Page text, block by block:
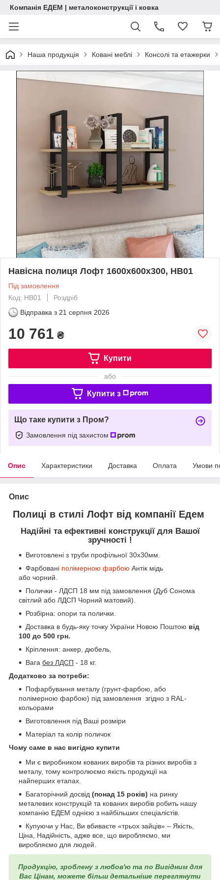
Компанія ЕДЕМ | металоконструкції і ковка
Наша продукція Ковані меблі Консолі та етажерки
Навісна полиця Лофт 1600х600х300, НВ01
Під замовлення
Код: НВ01
Роздріб
Відправка з 21 серпня 2026
10 761 ₴
Купити
або
Купити з
Що таке купити з Пром?
Замовлення під захистом
Опис Характеристики Доставка Оплата Умови
Опис
Полиці в стилі Лофт від компанії Едем
Надійні та ефективні конструкції для Вашої
зручності !
Виготовлені з труби профільної 30х30мм.
Фарбовані полімерною фарбою Антік мідь
або чорний.
Полички - ЛДСП 18 мм під замовлення (Дуб Сонома
світлий або ЛДСП Чорний матовий).
Розбірна: опори та полички.
Доставка в будь-яку точку України Новою Поштою від
100 до 500 грн.
Кріплення: анкер, дюбель,
Вага без ЛДСП - 18 кг.
Додатково за потреби:
Пофарбування металу (грунт-фарбою, або
полімерною фарбою) під замовлення згідно з RAL-
кольорами
Виготовлення під Ваші розміри
Матеріал та колір поличок
Чому саме в нас вигідно купити
Ми є виробником кованих виробів та різних виробів з
металу, тому контролюємо якість продукції на
найперших етапах.
Багаторічний досвід (понад 15 років) на ринку
металевих конструкцій та кованих виробів робить нашу
компанію ЕДЕМ однією з найбільших спеціалістів.
Купуючи у Нас, Ви вбиваєте «трьох зайців» – Якість,
Ціна, Надійність, адже все, що виробляємо, ми
виробляємо для людей.
Продукцію, зроблену з любов'ю та по Вигідним для
Вас Цінам, можете більш детальніше переглянути